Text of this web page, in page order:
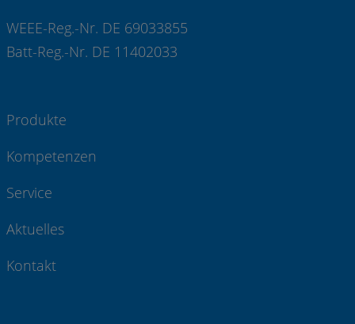
WEEE-Reg.-Nr. DE 69033855
Batt-Reg.-Nr. DE 11402033
Produkte
Kompetenzen
Service
Aktuelles
Kontakt